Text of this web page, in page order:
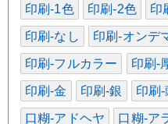
印刷-1色 印刷-2色 印
印刷-なし 印刷-オンデ
印刷-フルカラー 印刷-
印刷-金 印刷-銀 印刷-
口糊-アドヘヤ 口糊-ア